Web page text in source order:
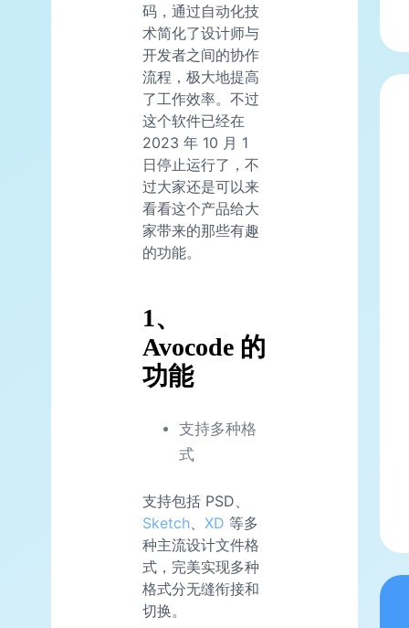
码，通过自动化技
术简化了设计师与
开发者之间的协作
流程，极大地提高
了工作效率。不过
这个软件已经在
2023 年 10 月 1
日停止运行了，不
过大家还是可以来
看看这个产品给大
家带来的那些有趣
的功能。
1、
Avocode 的
功能
支持多种格
式
支持包括 PSD、
Sketch、 XD 等多
种主流设计文件格
式，完美实现多种
格式分无缝衔接和
切换。